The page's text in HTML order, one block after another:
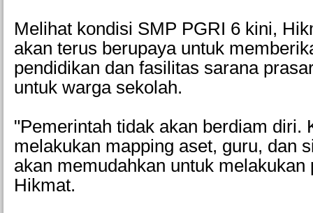
Melihat kondisi SMP PGRI 6 kini,
akan terus berupaya untuk
pendidikan dan fasilitas sarana
untuk warga sekolah.
"Pemerintah tidak akan berdiam diri.
melakukan mapping aset, guru, dan
akan memudahkan untuk melakukan
Hikmat.